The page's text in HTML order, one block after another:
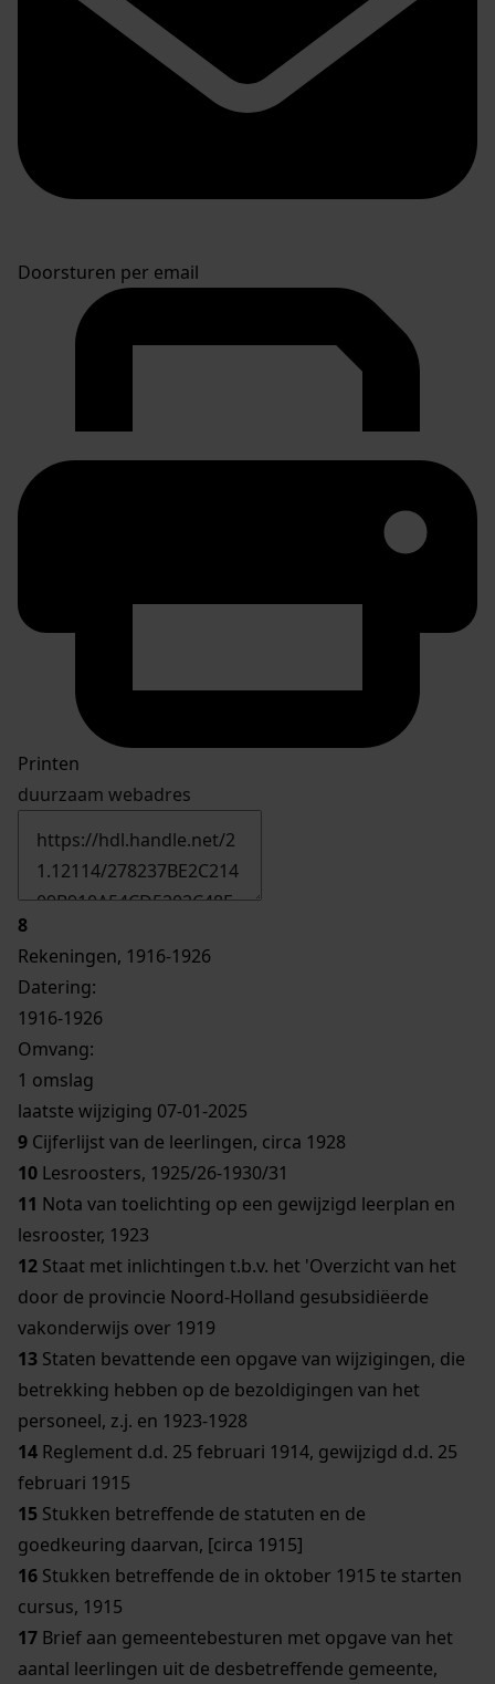
Doorsturen per email
Printen
duurzaam webadres
8
Rekeningen, 1916-1926
Datering:
1916-1926
Omvang:
1 omslag
laatste wijziging 07-01-2025
9 Cijferlijst van de leerlingen, circa 1928
10 Lesroosters, 1925/26-1930/31
11 Nota van toelichting op een gewijzigd leerplan en
lesrooster, 1923
12 Staat met inlichtingen t.b.v. het 'Overzicht van het
door de provincie Noord-Holland gesubsidiëerde
vakonderwijs over 1919
13 Staten bevattende een opgave van wijzigingen, die
betrekking hebben op de bezoldigingen van het
personeel, z.j. en 1923-1928
14 Reglement d.d. 25 februari 1914, gewijzigd d.d. 25
februari 1915
15 Stukken betreffende de statuten en de
goedkeuring daarvan, [circa 1915]
16 Stukken betreffende de in oktober 1915 te starten
cursus, 1915
17 Brief aan gemeentebesturen met opgave van het
aantal leerlingen uit de desbetreffende gemeente,